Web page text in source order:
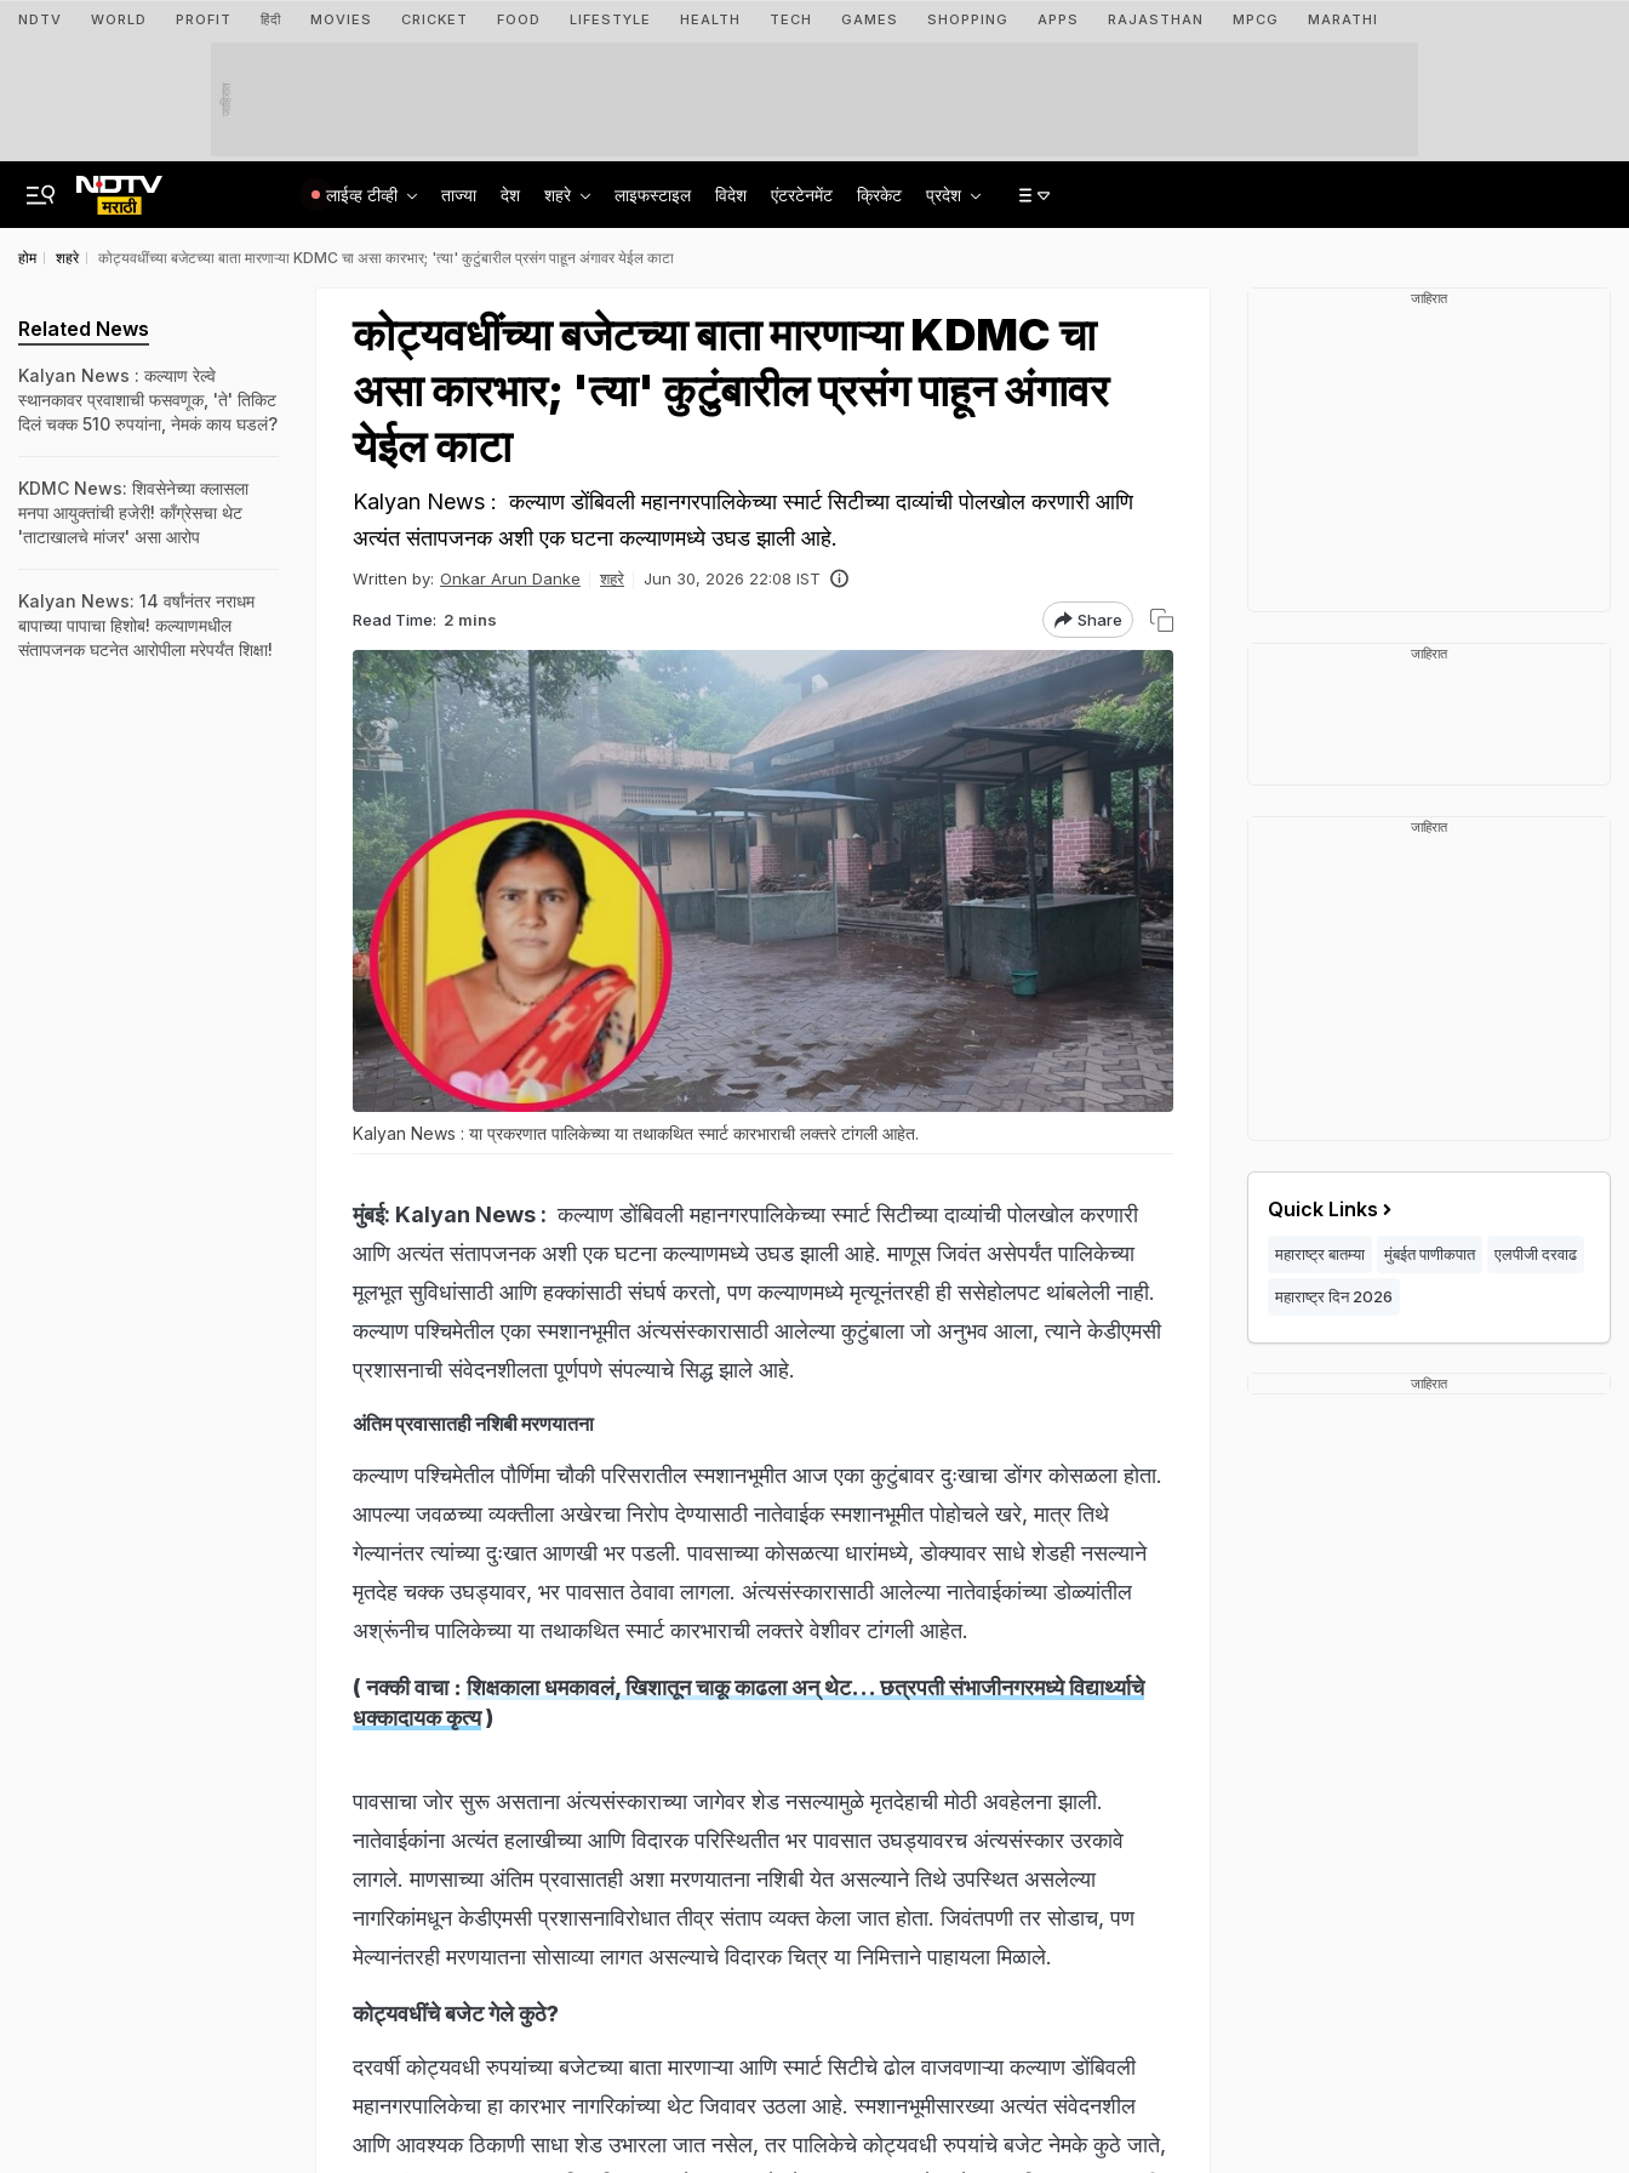
NDTV WORLD PROFIT हिंदी MOVIES CRICKET FOOD LIFESTYLE HEALTH TECH GAMES SHOPPING APPS RAJASTHAN MPCG MARATHI
जाहिरात
लाईव्ह टीव्ही ताज्या देश शहरे लाइफस्टाइल विदेश एंटरटेनमेंट क्रिकेट प्रदेश
होम शहरे कोट्यवधींच्या बजेटच्या बाता मारणाऱ्या KDMC चा असा कारभार; 'त्या' कुटुंबारील प्रसंग पाहून अंगावर येईल काटा
कोट्यवधींच्या बजेटच्या बाता मारणाऱ्या KDMC चा
असा कारभार; 'त्या' कुटुंबारील प्रसंग पाहून अंगावर
येईल काटा
Kalyan News : कल्याण डोंबिवली महानगरपालिकेच्या स्मार्ट सिटीच्या दाव्यांची पोलखोल करणारी आणि
अत्यंत संतापजनक अशी एक घटना कल्याणमध्ये उघड झाली आहे.
Written by: Onkar Arun Danke शहरे Jun 30, 2026 22:08 IST
Read Time: 2 mins Share
Kalyan News : या प्रकरणात पालिकेच्या या तथाकथित स्मार्ट कारभाराची लक्तरे टांगली आहेत.
मुंबई: Kalyan News : कल्याण डोंबिवली महानगरपालिकेच्या स्मार्ट सिटीच्या दाव्यांची पोलखोल करणारी
आणि अत्यंत संतापजनक अशी एक घटना कल्याणमध्ये उघड झाली आहे. माणूस जिवंत असेपर्यंत पालिकेच्या
मूलभूत सुविधांसाठी आणि हक्कांसाठी संघर्ष करतो, पण कल्याणमध्ये मृत्यूनंतरही ही ससेहोलपट थांबलेली नाही.
कल्याण पश्चिमेतील एका स्मशानभूमीत अंत्यसंस्कारासाठी आलेल्या कुटुंबाला जो अनुभव आला, त्याने केडीएमसी
प्रशासनाची संवेदनशीलता पूर्णपणे संपल्याचे सिद्ध झाले आहे.
अंतिम प्रवासातही नशिबी मरणयातना
कल्याण पश्चिमेतील पौर्णिमा चौकी परिसरातील स्मशानभूमीत आज एका कुटुंबावर दुःखाचा डोंगर कोसळला होता.
आपल्या जवळच्या व्यक्तीला अखेरचा निरोप देण्यासाठी नातेवाईक स्मशानभूमीत पोहोचले खरे, मात्र तिथे
गेल्यानंतर त्यांच्या दुःखात आणखी भर पडली. पावसाच्या कोसळत्या धारांमध्ये, डोक्यावर साधे शेडही नसल्याने
मृतदेह चक्क उघड्यावर, भर पावसात ठेवावा लागला. अंत्यसंस्कारासाठी आलेल्या नातेवाईकांच्या डोळ्यांतील
अश्रूंनीच पालिकेच्या या तथाकथित स्मार्ट कारभाराची लक्तरे वेशीवर टांगली आहेत.
( नक्की वाचा :शिक्षकाला धमकावलं, खिशातून चाकू काढला अन् थेट... छत्रपती संभाजीनगरमध्ये विद्यार्थ्याचे
धक्कादायक कृत्य)
पावसाचा जोर सुरू असताना अंत्यसंस्काराच्या जागेवर शेड नसल्यामुळे मृतदेहाची मोठी अवहेलना झाली.
नातेवाईकांना अत्यंत हलाखीच्या आणि विदारक परिस्थितीत भर पावसात उघड्यावरच अंत्यसंस्कार उरकावे
लागले. माणसाच्या अंतिम प्रवासातही अशा मरणयातना नशिबी येत असल्याने तिथे उपस्थित असलेल्या
नागरिकांमधून केडीएमसी प्रशासनाविरोधात तीव्र संताप व्यक्त केला जात होता. जिवंतपणी तर सोडाच, पण
मेल्यानंतरही मरणयातना सोसाव्या लागत असल्याचे विदारक चित्र या निमित्ताने पाहायला मिळाले.
कोट्यवधींचे बजेट गेले कुठे?
दरवर्षी कोट्यवधी रुपयांच्या बजेटच्या बाता मारणाऱ्या आणि स्मार्ट सिटीचे ढोल वाजवणाऱ्या कल्याण डोंबिवली
महानगरपालिकेचा हा कारभार नागरिकांच्या थेट जिवावर उठला आहे. स्मशानभूमीसारख्या अत्यंत संवेदनशील
आणि आवश्यक ठिकाणी साधा शेड उभारला जात नसेल, तर पालिकेचे कोट्यवधी रुपयांचे बजेट नेमके कुठे जाते,
Related News
Kalyan News : कल्याण रेल्वे
स्थानकावर प्रवाशाची फसवणूक, 'ते' तिकिट
दिलं चक्क 510 रुपयांना, नेमकं काय घडलं?
KDMC News: शिवसेनेच्या क्लासला
मनपा आयुक्तांची हजेरी! काँग्रेसचा थेट
'ताटाखालचे मांजर' असा आरोप
Kalyan News: 14 वर्षांनंतर नराधम
बापाच्या पापाचा हिशोब! कल्याणमधील
संतापजनक घटनेत आरोपीला मरेपर्यंत शिक्षा!
जाहिरात
जाहिरात
जाहिरात
Quick Links
महाराष्ट्र बातम्या मुंबईत पाणीकपात एलपीजी दरवाढ
महाराष्ट्र दिन 2026
जाहिरात